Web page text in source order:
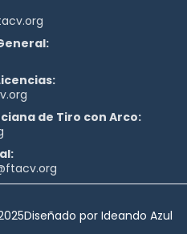
de Tiro con Arco:
Diseñado por Ideando Azul